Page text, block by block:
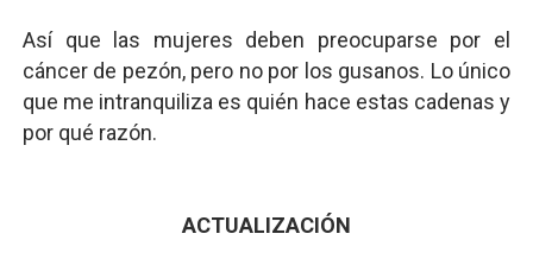
Así que las mujeres deben preocuparse por el
cáncer de pezón, pero no por los gusanos. Lo único
que me intranquiliza es quién hace estas cadenas y
por qué razón.
ACTUALIZACIÓN